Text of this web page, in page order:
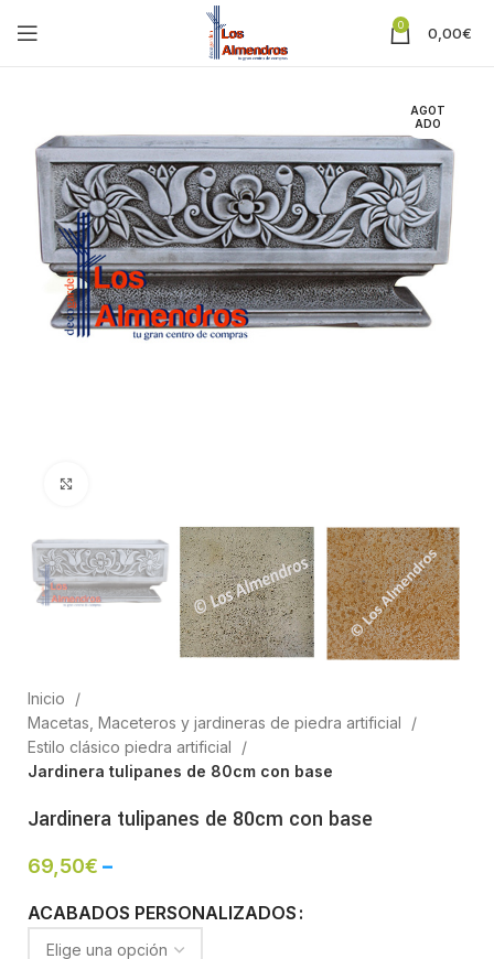
0 0,00€
AGOT
ADO
Inicio
Macetas, Maceteros y jardineras de piedra artificial
Estilo clásico piedra artificial
Jardinera tulipanes de 80cm con base
Jardinera tulipanes de 80cm con base
69,50€ –
ACABADOS PERSONALIZADOS